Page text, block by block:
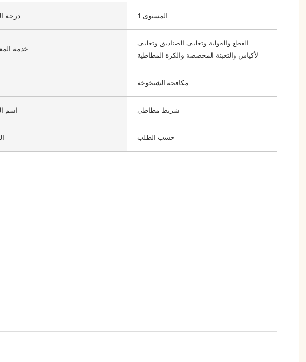
درجة المستوى 1
خدمة
القطع والقولبة وتغليف الصناديق وتغليف
الأكياس والتعبئة المخصصة والكرة المطاطية
مكافحة الشيخوخة
اسم شريط مطاطي
حسب الطلب